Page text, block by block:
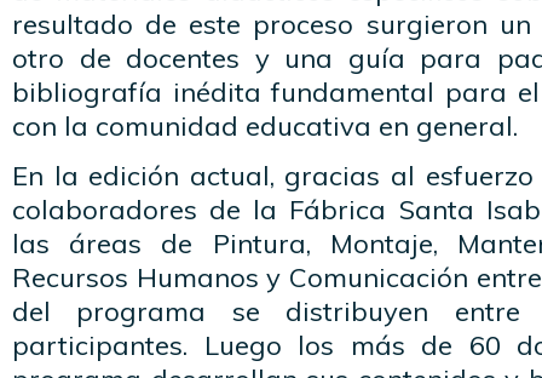
resultado de este proceso surgieron
otro de docentes y una guía para
bibliografía inédita fundamental para
con la comunidad educativa en general.
En la edición actual, gracias al
colaboradores de la Fábrica Santa
las áreas de Pintura, Montaje,
Recursos Humanos y Comunicación
del programa se distribuyen entre
participantes. Luego los más de 60